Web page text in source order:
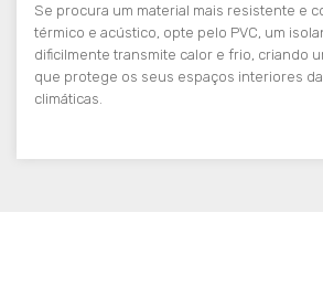
Se procura um material mais resistente e
térmico e acústico, opte pelo PVC, um
dificilmente transmite calor e frio, criando
que protege os seus espaços interiores
climáticas.